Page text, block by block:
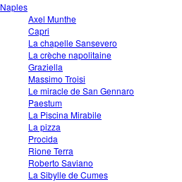
Naples
Axel Munthe
Capri
La chapelle Sansevero
La crèche napolitaine
Graziella
Massimo Troisi
Le miracle de San Gennaro
Paestum
La Piscina Mirabile
La pizza
Procida
Rione Terra
Roberto Saviano
La Sibylle de Cumes